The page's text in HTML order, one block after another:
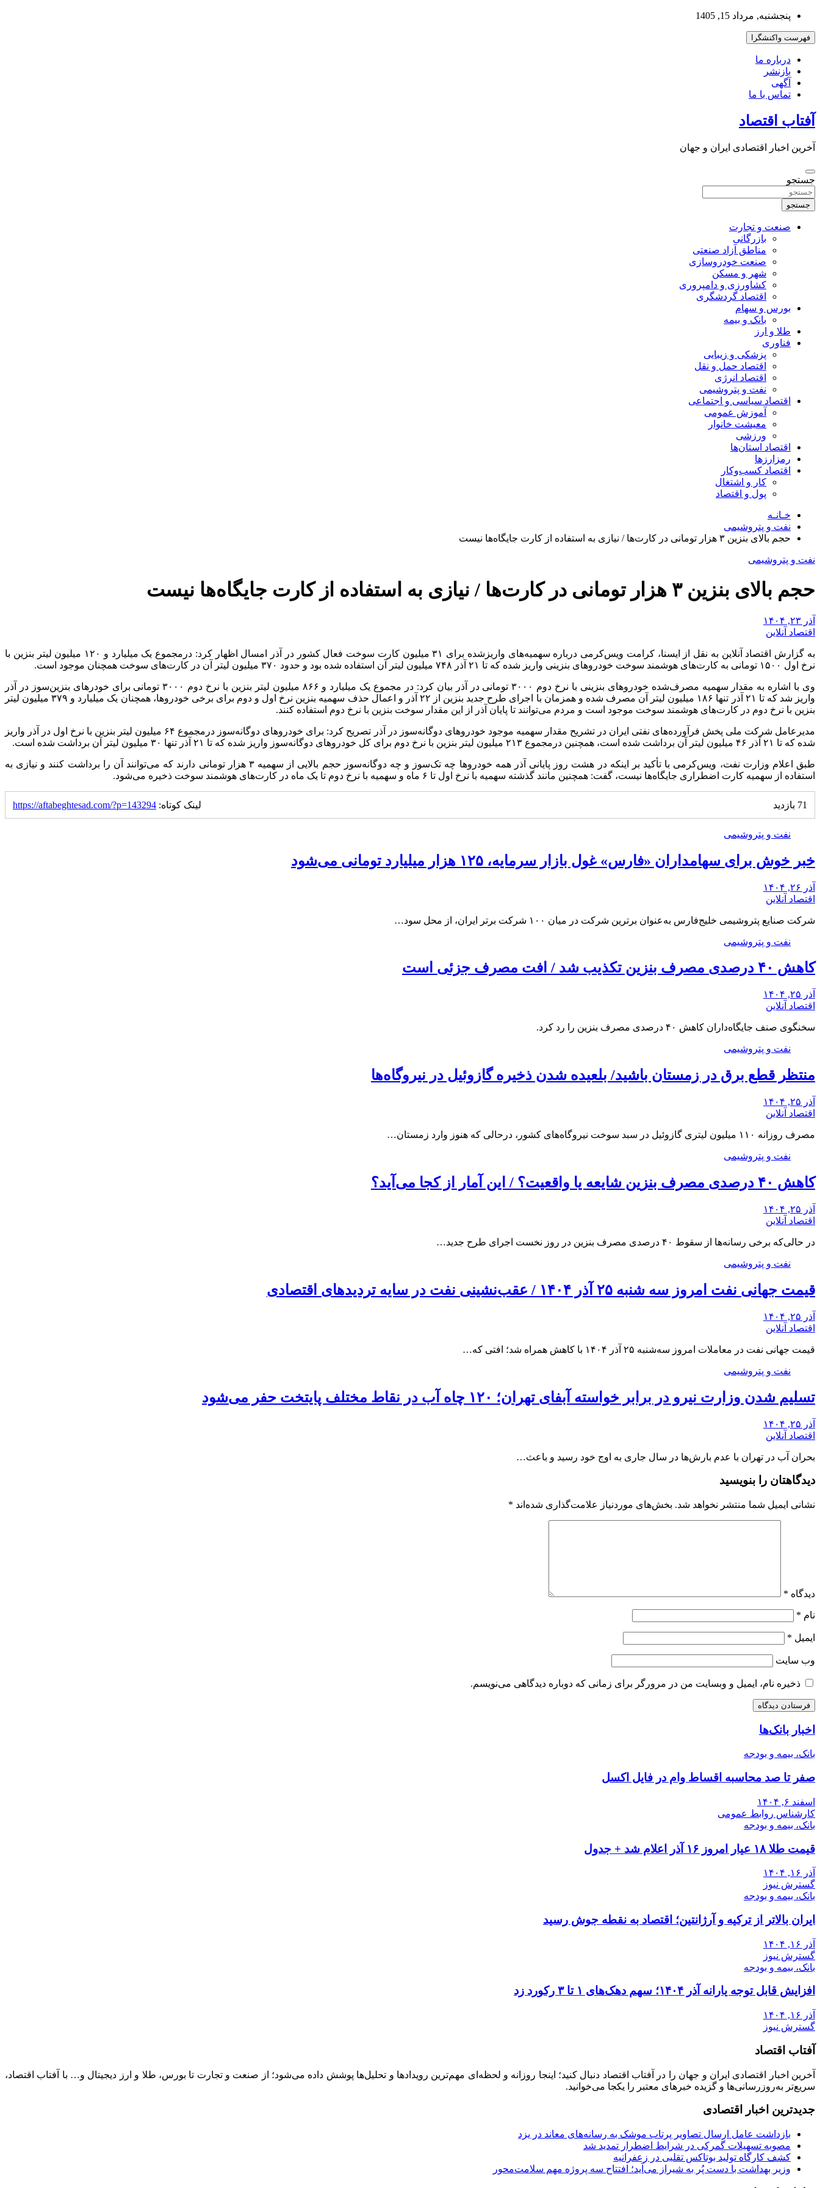
بروید
پنجشنبه, مرداد 15, 1405
فهرست واکنشگرا
درباره ما
بازنشر
آگهی
تماس با ما
آفتاب اقتصاد
آخرین اخبار اقتصادی ایران و جهان
جستجو
جستجو
صنعت و تجارت
بازرگانی
مناطق آزاد صنعتی
صنعت خودروسازی
شهر و مسکن
کشاورزی و دامپروری
اقتصاد گردشگری
بورس و سهام
بانک و بیمه
طلا و ارز
فناوری
پزشکی و زیبایی
اقتصاد حمل و نقل
اقتصاد انرژی
نفت و پتروشیمی
اقتصاد سیاسی و اجتماعی
آموزش عمومی
معیشت خانوار
ورزشی
اقتصاد استان‌ها
رمزارزها
اقتصاد کسب‌و‌کار
کار و اشتغال
پول و اقتصاد
خـانـه
نفت و پتروشیمی
حجم بالای بنزین ۳ هزار تومانی در کارت‌ها / نیازی به استفاده از کارت جایگاه‌ها نیست
نفت و پتروشیمی
حجم بالای بنزین ۳ هزار تومانی در کارت‌ها / نیازی به استفاده از کارت جایگاه‌ها نیست
آذر ۲۳, ۱۴۰۴
اقتصاد آنلاین
به گزارش اقتصاد آنلاین به نقل از ایسنا، کرامت ویس‌کرمی درباره سهمیه‌های واریزشده برای ۳۱ میلیون کارت سوخت فعال کشور در آذر امسال اظهار کرد: درمجموع یک میلیارد و ۱۲۰ میلیون لیتر بنزین با
نرخ اول ۱۵۰۰ تومانی به کارت‌های هوشمند سوخت خودرو‌های بنزینی واریز شده که تا ۲۱ آذر ۷۴۸ میلیون لیتر آن استفاده شده بود و حدود ۳۷۰ میلیون لیتر آن در کارت‌های سوخت همچنان موجود است.
وی با اشاره به مقدار سهمیه مصرف‌شده خودرو‌های بنزینی با نرخ دوم ۳۰۰۰ تومانی در آذر بیان کرد: در مجموع یک میلیارد و ۸۶۶ میلیون لیتر بنزین با نرخ دوم ۳۰۰۰ تومانی برای خودر‌های بنزین‌سوز در آذر
واریز شد که تا ۲۱ آذر تنها ۱۸۶ میلیون لیتر آن مصرف شده و همزمان با اجرای طرح جدید بنزین از ۲۲ آذر و اعمال حذف سهمیه بنزین نرخ اول و دوم برای برخی خودروها، همچنان یک میلیارد و ۳۷۹ میلیون لیتر
بنزین با نرخ دوم در کارت‌های هوشمند سوخت موجود است و مردم می‌توانند تا پایان آذر از این مقدار سوخت بنزین با نرخ دوم استفاده کنند.
مدیرعامل شرکت ملی پخش فرآورده‌های نفتی ایران در تشریح مقدار سهمیه موجود خودرو‌های دوگانه‌سوز در آذر تصریح کرد: برای خودرو‌های دوگانه‌سوز درمجموع ۶۴ میلیون لیتر بنزین با نرخ اول در آذر واریز
شده که تا ۲۱ آذر ۴۶ میلیون لیتر آن برداشت شده است، همچنین درمجموع ۲۱۳ میلیون لیتر بنزین با نرخ دوم برای کل خودرو‌های دوگانه‌سوز واریز شده که تا ۲۱ آذر تنها ۳۰ میلیون لیتر آن برداشت شده است.
طبق اعلام وزارت نفت، ویس‌کرمی با تأکید بر اینکه در هشت روز پایانی آذر همه خودرو‌ها چه تک‌سوز و چه دوگانه‌سوز حجم بالایی از سهمیه ۳ هزار تومانی دارند که می‌توانند آن را برداشت کنند و نیازی به
استفاده از سهمیه کارت اضطراری جایگاه‌ها نیست، گفت: همچنین مانند گذشته سهمیه با نرخ اول تا ۶ ماه و سهمیه با نرخ دوم تا یک ماه در کارت‌های هوشمند سوخت ذخیره می‌شود.
71 بازدید لینک کوتاه: https://aftabeghtesad.com/?p=143294
نفت و پتروشیمی
خبر خوش برای سهامداران «فارس» غول بازار سرمایه، ۱۲۵ هزار میلیارد تومانی می‌شود
آذر ۲۶, ۱۴۰۴
اقتصاد آنلاین
شرکت صنایع پتروشیمی خلیج‌فارس به‌عنوان برترین شرکت در میان ۱۰۰ شرکت برتر ایران، از محل سود…
نفت و پتروشیمی
کاهش ۴۰ درصدی مصرف بنزین تکذیب شد / افت مصرف جزئی است
آذر ۲۵, ۱۴۰۴
اقتصاد آنلاین
سخنگوی صنف جایگاه‌داران کاهش ۴۰ درصدی مصرف بنزین را رد کرد.
نفت و پتروشیمی
منتظر قطع برق در زمستان باشید/ بلعیده شدن ذخیره گازوئیل در نیروگاه‌ها
آذر ۲۵, ۱۴۰۴
اقتصاد آنلاین
مصرف روزانه ۱۱۰ میلیون لیتری گازوئیل در سبد سوخت نیروگاه‌های کشور، درحالی که هنوز وارد زمستان…
نفت و پتروشیمی
کاهش ۴۰ درصدی مصرف بنزین شایعه یا واقعیت؟ / این آمار از کجا می‌آید؟
آذر ۲۵, ۱۴۰۴
اقتصاد آنلاین
در حالی‌که برخی رسانه‌ها از سقوط ۴۰ درصدی مصرف بنزین در روز نخست اجرای طرح جدید…
نفت و پتروشیمی
قیمت جهانی نفت امروز سه شنبه ۲۵ آذر ۱۴۰۴ / عقب‌نشینی نفت در سایه تردیدهای اقتصادی
آذر ۲۵, ۱۴۰۴
اقتصاد آنلاین
قیمت جهانی نفت در معاملات امروز سه‌شنبه ۲۵ آذر ۱۴۰۴ با کاهش همراه شد؛ افتی که…
نفت و پتروشیمی
تسلیم شدن وزارت نیرو در برابر خواسته آبفای تهران؛ ۱۲۰ چاه آب در نقاط مختلف پایتخت حفر می‌شود
آذر ۲۵, ۱۴۰۴
اقتصاد آنلاین
بحران آب در تهران با عدم بارش‌ها در سال جاری به اوج خود رسید و باعث…
دیدگاهتان را بنویسید
نشانی ایمیل شما منتشر نخواهد شد. بخش‌های موردنیاز علامت‌گذاری شده‌اند *
دیدگاه *
نام *
ایمیل *
وب‌ سایت
ذخیره نام، ایمیل و وبسایت من در مرورگر برای زمانی که دوباره دیدگاهی می‌نویسم.
اخبار بانک‌ها
بانک، بیمه و بودجه
صفر تا صد محاسبه اقساط وام در فایل اکسل
اسفند ۶, ۱۴۰۴
کارشناس روابط عمومی
بانک، بیمه و بودجه
قیمت طلا ۱۸ عیار امروز ۱۶ آذر اعلام شد + جدول
آذر ۱۶, ۱۴۰۴
گسترش نیوز
بانک، بیمه و بودجه
ایران بالاتر از ترکیه و آرژانتین؛ اقتصاد به نقطه جوش رسید
آذر ۱۶, ۱۴۰۴
گسترش نیوز
بانک، بیمه و بودجه
افزایش قابل توجه یارانه آذر ۱۴۰۴؛ سهم دهک‌های ۱ تا ۳ رکورد زد
آذر ۱۶, ۱۴۰۴
گسترش نیوز
آفتاب اقتصاد
آخرین اخبار اقتصادی ایران و جهان را در آفتاب اقتصاد دنبال کنید؛ اینجا روزانه و لحظه‌ای مهم‌ترین رویدادها و تحلیل‌ها پوشش داده می‌شود؛ از صنعت و تجارت تا بورس، طلا و ارز دیجیتال و… با آفتاب اقتصاد،
سریع‌تر به‌روزرسانی‌ها و گزیده خبرهای معتبر را یکجا می‌خوانید.
جدیدترین اخبار اقتصادی
بازداشت عامل ارسال تصاویر پرتاب موشک به رسانه‌های معاند در یزد
مصوبه تسهیلات گمرکی در شرایط اضطرار تمدید شد
کشف کارگاه تولید بوتاکس تقلبی در زعفرانیه
وزیر بهداشت با دست پُر به شیراز می‌آید؛ افتتاح سه پروژه مهم سلامت‌محور